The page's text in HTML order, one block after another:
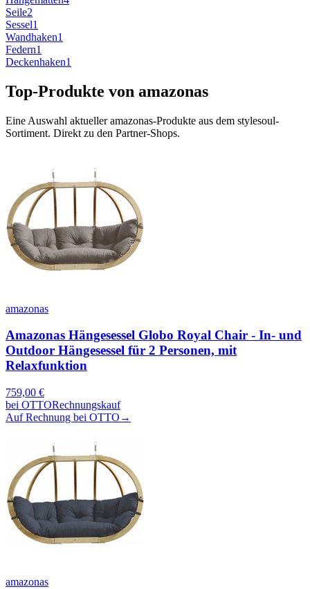
Seile2
Sessel1
Wandhaken1
Federn1
Deckenhaken1
Top-Produkte von amazonas
Eine Auswahl aktuelleramazonas-Produkte aus dem stylesoul-
Sortiment. Direkt zu den Partner-Shops.
amazonas
Amazonas Hängesessel Globo Royal Chair - In- und
Outdoor Hängesessel für 2 Personen, mit
Relaxfunktion
759,00 €
bei OTTORechnungskauf
Auf Rechnung bei OTTO →
amazonas